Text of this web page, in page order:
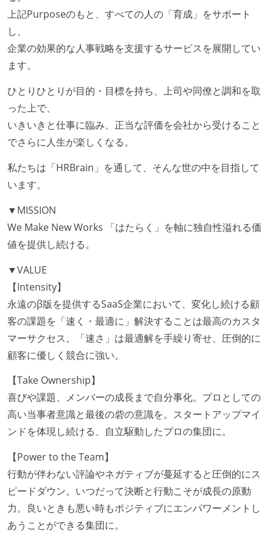
上記Purposeのもと、すべての人の「育成」をサポート
し、
企業の効果的な人事戦略を支援するサービスを展開してい
ます。
ひとりひとりが目的・目標を持ち、上司や同僚と調和を取
った上で、
いきいきと仕事に臨み、正当な評価を会社から受けること
でさらに人生が楽しくなる。
私たちは「HRBrain」を通して、そんな世の中を目指して
います。
▼MISSION
We Make New Works 「はたらく」を軸に独自性溢れる価
値を提供し続ける。
▼VALUE
【Intensity】
永遠のβ版を提供するSaaS企業において、変化し続ける顧
客の課題を「速く・最適に」解決することは最高のカスタ
マーサクセス。「速さ」は最適解を手繰り寄せ、圧倒的に
顧客に優しく競合に強い。
【Take Ownership】
喜びや課題、メンバーの成長まで自分事化。プロとしての
高い当事者意識と最後の砦の意識を。スタートアップマイ
ンドを体現し続ける、自立駆動したプロの集団に。
【Power to the Team】
行動が伴わない評論やネガティブが蔓延すると圧倒的にス
ピードダウン。いつだって決断と行動こそが成長の原動
力。良いときも悪い時もポジティブにエンパワーメントし
あうことができる集団に。